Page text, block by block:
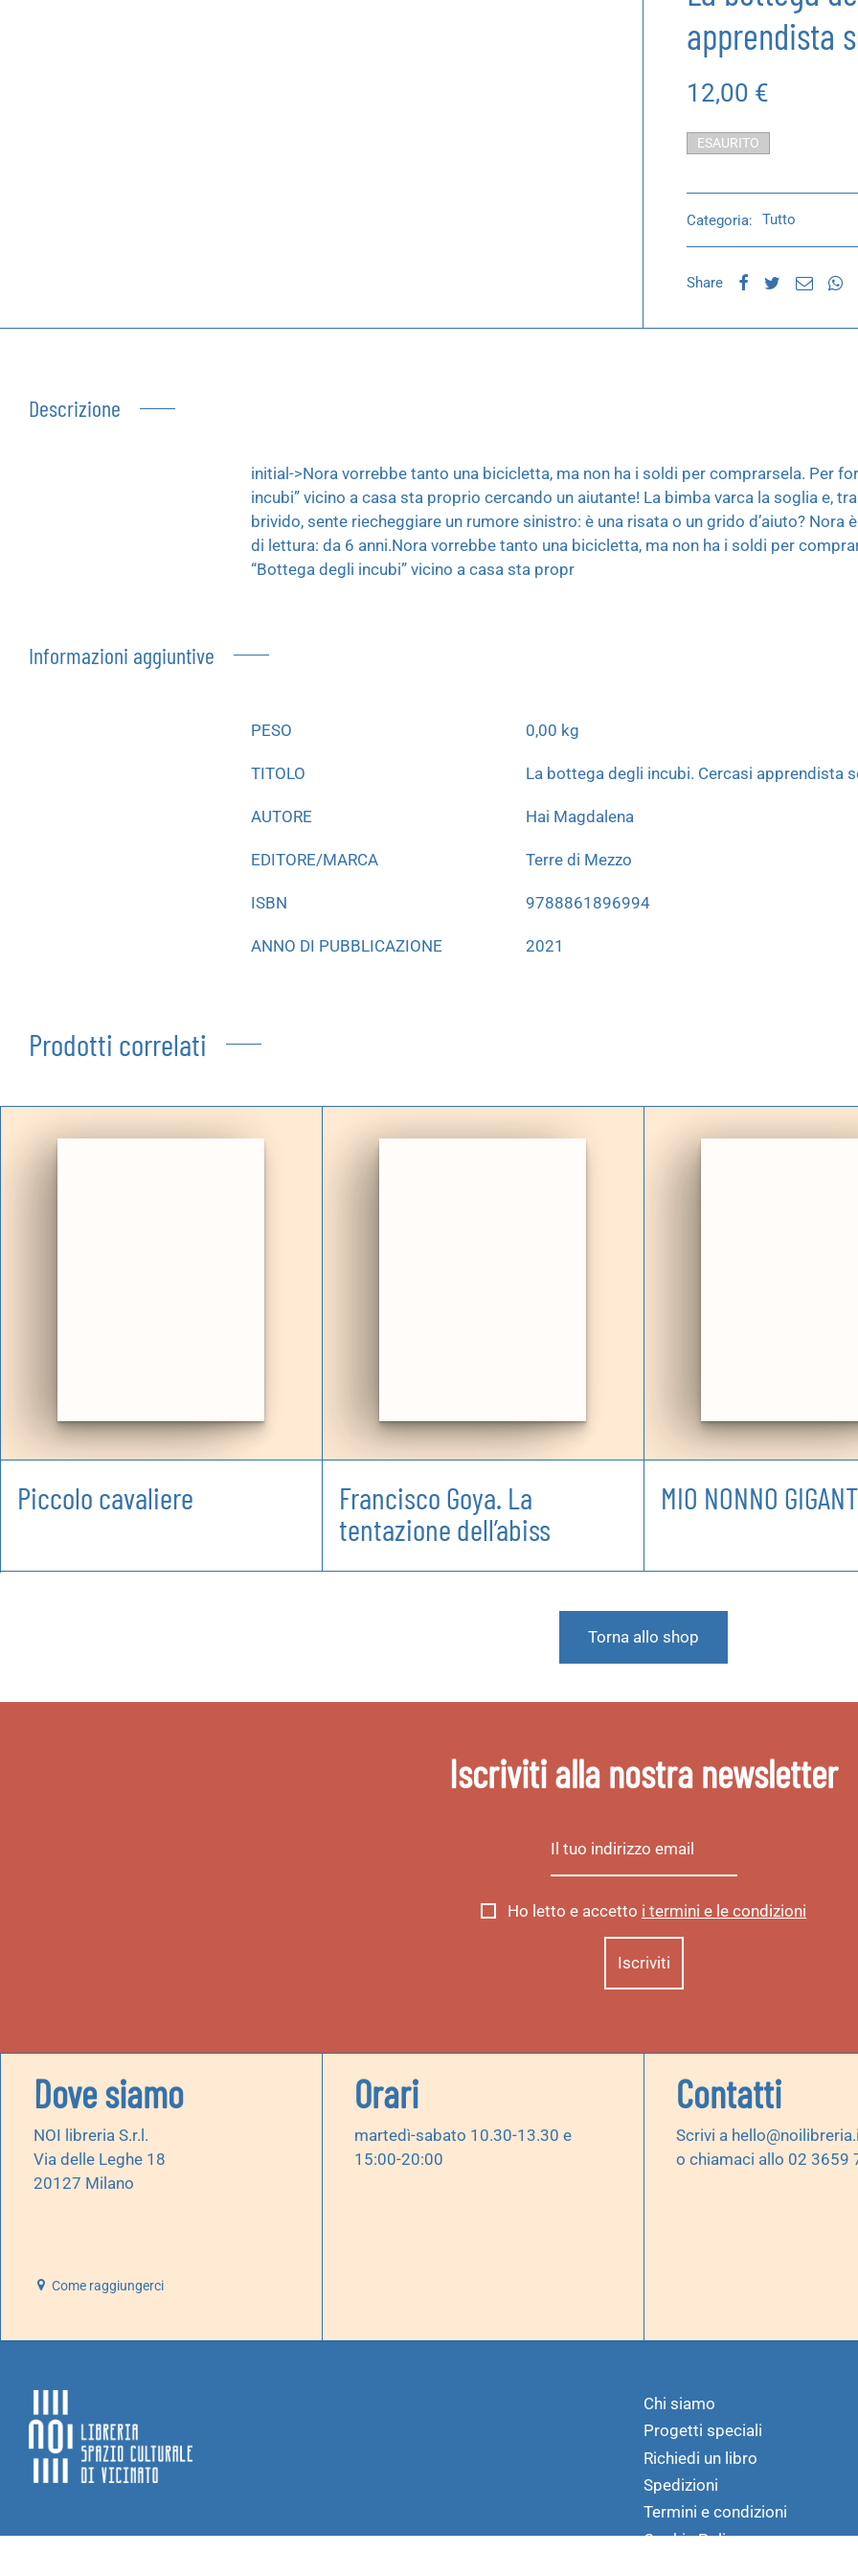
apprendista
12,00 €
ESAURITO
Categoria: Tutto
Share
Descrizione
initial->Nora vorrebbe tanto una bicicletta, ma non ha i soldi per comprarsela. Per
incubi” vicino a casa sta proprio cercando un aiutante! La bimba varca la soglia e,
brivido, sente riecheggiare un rumore sinistro: è una risata o un grido d’aiuto? Nora
di lettura: da 6 anni.Nora vorrebbe tanto una bicicletta, ma non ha i soldi per
“Bottega degli incubi” vicino a casa sta propr
Informazioni aggiuntive
PESO 0,00 kg
TITOLO La bottega degli incubi. Cercasi apprendista
AUTORE Hai Magdalena
EDITORE/MARCA Terre di Mezzo
ISBN 9788861896994
ANNO DI PUBBLICAZIONE 2021
Prodotti correlati
Piccolo cavaliere
Francisco Goya. La
tentazione dell’abiss
MIO NONNO
Torna allo shop
Iscriviti alla nostra newsletter
Ho letto e accetto i termini e le condizioni
Dove siamo
NOI libreria S.r.l.
Via delle Leghe 18
20127 Milano
Come raggiungerci
Orari
martedì-sabato 10.30-13.30 e
15:00-20:00
Contatti
Scrivi a
o chiamaci allo 02 3659
Chi siamo
Progetti speciali
Richiedi un libro
Spedizioni
Termini e condizioni
Cookie Policy